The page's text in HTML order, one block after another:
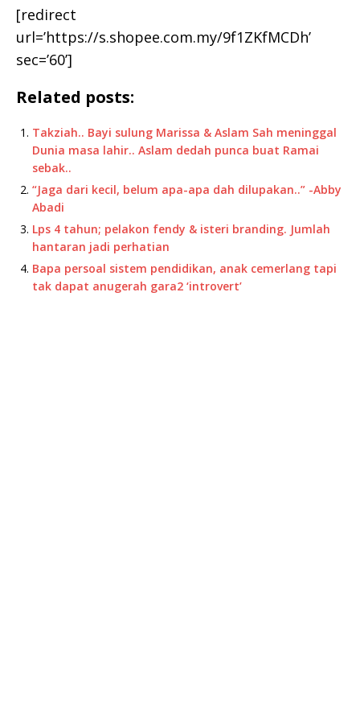
[redirect
url=’https://s.shopee.com.my/9f1ZKfMCDh’
sec=’60’]
Related posts:
Takziah.. Bayi sulung Marissa & Aslam Sah meninggal
Dunia masa lahir.. Aslam dedah punca buat Ramai
sebak..
“Jaga dari kecil, belum apa-apa dah dilupakan..” -Abby
Abadi
Lps 4 tahun; pelakon fendy & isteri branding. Jumlah
hantaran jadi perhatian
Bapa persoal sistem pendidikan, anak cemerlang tapi
tak dapat anugerah gara2 ‘introvert’